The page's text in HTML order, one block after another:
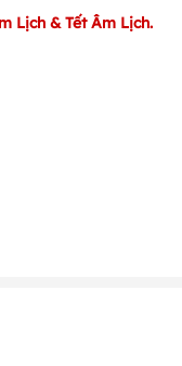
Lịch & Tết Âm Lịch.